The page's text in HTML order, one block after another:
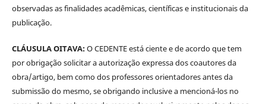
observadas as finalidades acadêmicas, científicas e institucionais da
publicação.
CLÁUSULA OITAVA:O CEDENTE está ciente e de acordo que tem
por obrigação solicitar a autorização expressa dos coautores da
obra/artigo, bem como dos professores orientadores antes da
submissão do mesmo, se obrigando inclusive a mencioná-los no